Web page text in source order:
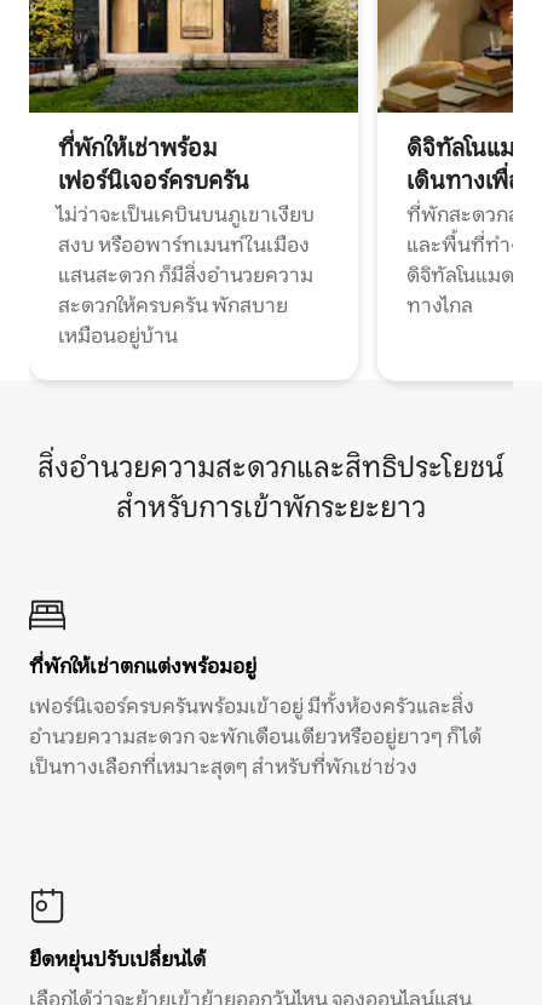
ที่พักให้เช่าพร้อม
เฟอร์นิเจอร์ครบครัน
ไม่ว่าจะเป็นเคบินบนภูเขาเงียบ
สงบ หรืออพาร์ทเมนท์ในเมือง
แสนสะดวก ก็มีสิ่งอำนวยความ
สะดวกให้ครบครัน พักสบาย
เหมือนอยู่บ้าน
ดิจิทัลโนแมด
เดินทางเพื่อ
ที่พักสะดวกสบ
และพื้นที่ทำงา
ดิจิทัลโนแมดแ
ทางไกล
สิ่งอำนวยความสะดวกและสิทธิประโยชน์
สำหรับการเข้าพักระยะยาว
ที่พักให้เช่าตกแต่งพร้อมอยู่
เฟอร์นิเจอร์ครบครันพร้อมเข้าอยู่ มีทั้งห้องครัวและสิ่ง
อำนวยความสะดวก จะพักเดือนเดียวหรืออยู่ยาวๆ ก็ได้
เป็นทางเลือกที่เหมาะสุดๆ สำหรับที่พักเช่าช่วง
ยืดหยุ่นปรับเปลี่ยนได้
เลือกได้ว่าจะย้ายเข้าย้ายออกวันไหน จองออนไลน์แสน